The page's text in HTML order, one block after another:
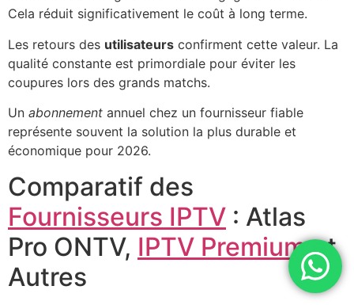
Cela réduit significativement le coût à long terme.
Les retours des utilisateurs confirment cette valeur. La
qualité constante est primordiale pour éviter les
coupures lors des grands matchs.
Un abonnement annuel chez un fournisseur fiable
représente souvent la solution la plus durable et
économique pour 2026.
Comparatif des
Fournisseurs IPTV : Atlas
Pro ONTV, IPTV Premiumet
Autres